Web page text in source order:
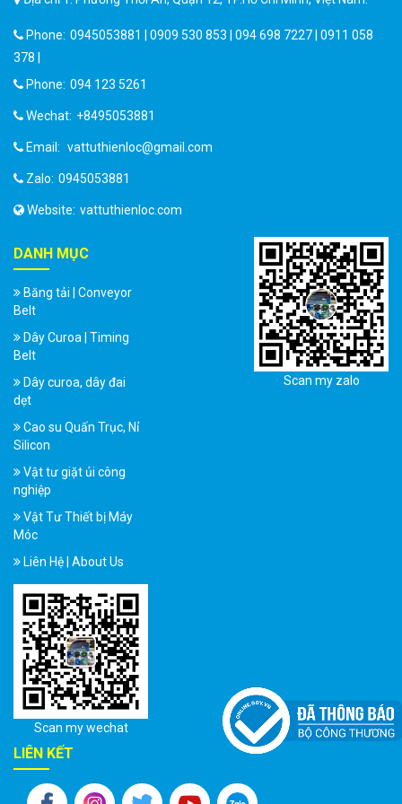
Phone: 0945053881 | 0909 530 853 | 094 698 7227 | 0911 058
378 |
Phone: 094 123 5261
Wechat: +8495053881
Email: vattuthienloc@gmail.com
Zalo: 0945053881
Website: vattuthienloc.com
DANH MỤC
Băng tải | Conveyor
Belt
Dây Curoa | Timing
Belt
Dây curoa, dây đai
dẹt
Cao su Quấn Trục, Nỉ
Silicon
Vật tư giặt ủi công
nghiệp
Vật Tư Thiết bị Máy
Móc
Liên Hệ | About Us
Scan my zalo
Scan my wechat
LIÊN KẾT